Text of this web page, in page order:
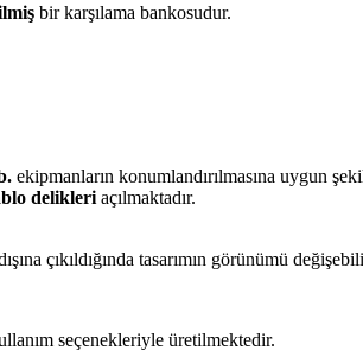
bir karşılama bankosudur.
ekipmanların konumlandırılmasına uygun
delikleri açılmaktadır.
çıkıldığında tasarımın görünümü
seçenekleriyle üretilmektedir.